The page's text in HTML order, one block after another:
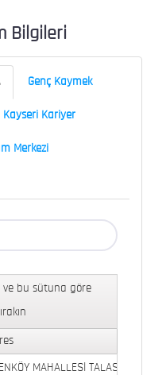
Bilgileri
Genç Kaymek
Kayseri Kariyer
Merkezi
ve bu sütuna göre
MAHALLESİ TALAS